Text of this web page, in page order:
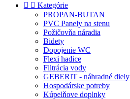
  Kategórie
PROPAN-BUTAN
PVC Panely na stenu
Požičovňa náradia
Bidety
Dopojenie WC
Flexi hadice
Filtrácia vody
GEBERIT - náhradné diely
Hospodárske potreby
Kúpelňove doplnky